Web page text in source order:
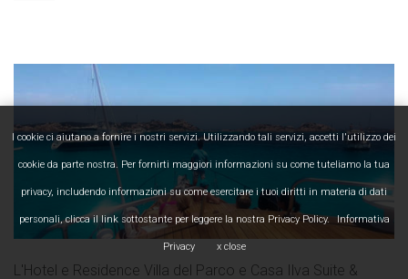
L'Hotel e Residence Villa del Parco e Casa Ilva Suite &
I cookie ci aiutano a fornire i nostri servizi. Utilizzando tali servizi, accetti l'utilizzo dei
cookie da parte nostra. Per fornirti maggiori informazioni su come tuteliamo la tua
privacy, includendo informazioni su come esercitare i tuoi diritti in materia di dati
personali, clicca il link sottostante per leggere la nostra Privacy Policy. Informativa
Privacy x close